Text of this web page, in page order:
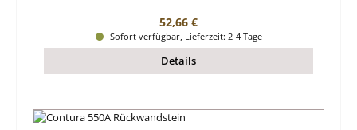
Regulärer Preis:
52,66 €
Sofort verfügbar, Lieferzeit: 2-4 Tage
Details